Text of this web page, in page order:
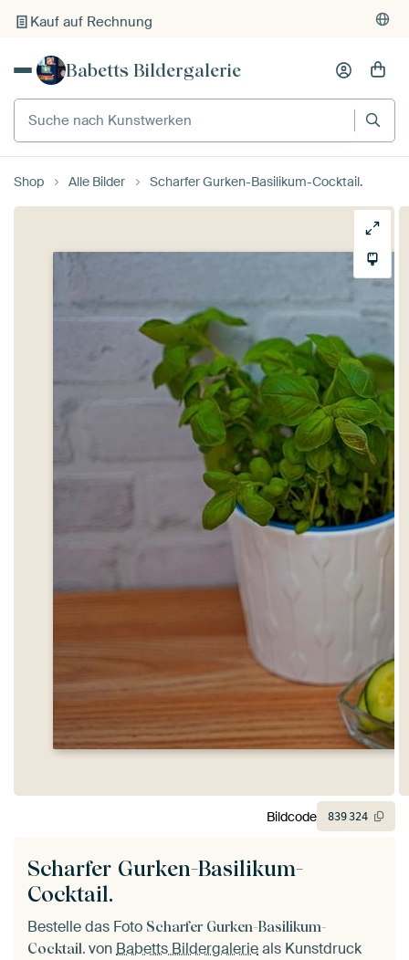
Kauf auf Rechnung
Individueller Druck auf Bestellung
Babetts Bildergalerie
Suche nach Kunstwerken
Shop Alle Bilder Scharfer Gurken-Basilikum-Cocktail.
Scharfer Gurken-Basilikum-
Cocktail.
Bestelle das Foto Scharfer Gurken-Basilikum-
Cocktail. vonBabetts Bildergalerieals Kunstdruck
Bildcode 839324